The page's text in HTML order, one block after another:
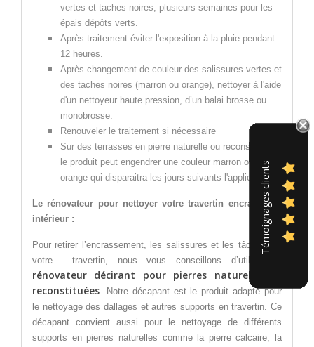
vertes et taches noires, plusieurs semaines pour les
épais dépôts verts.
Après traitement éviter l'exposition à la pluie pendant
12 heures.
Après changement de couleur des salissures vertes et
des taches noires (marron ou orange), nettoyer à l'aide
d'un nettoyeur haute pression, d’un balai brosse ou
monobrosse.
Renouveler le traitement si nécessaire
Sur des terrasses en pierre naturelle ou reconstituée,
le produit peut engendrer une couleur marron ou
orange qui disparaitra les jours suivants l'application.
Le rénovateur pour nettoyer votre travertin encrassé en
intérieur :
Pour retirer l’encrassement, les salissures et les tâches sur
votre travertin, nous vous conseillons d’utiliser le
rénovateur décirant pour pierres naturelles et
reconstituées. Notre décapant est le produit adapté pour
le nettoyage des dallages et autres supports en travertin. Ce
décapant convient aussi pour le nettoyage de différents
supports en pierres naturelles comme la pierre calcaire, la
Témoignages clients